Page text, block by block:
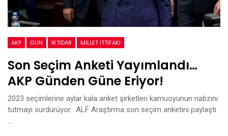
AKP GÜN İKTIDAR MILLET İTTIFAKI
Son Seçim Anketi Yayımlandı…
AKP Günden Güne Eriyor!
2023 seçimlerine aylar kala anket şirketleri kamuoyunun nabzını
tutmayı sürdürüyor. ALF Araştırma son seçim anketini paylaştı
…